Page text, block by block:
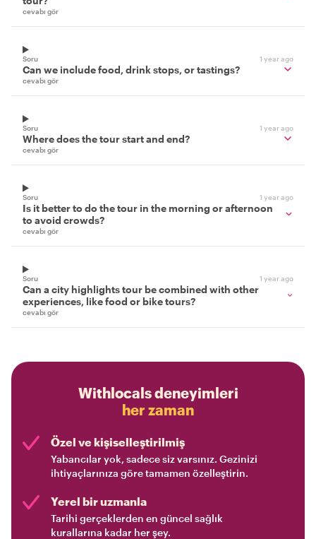
cevabı gör
Soru 1 year ago
Can we include food, drink stops, or tastings?
cevabı gör
Soru 1 year ago
Where does the tour start and end?
cevabı gör
Soru 1 year ago
Is it better to do the tour in the morning or afternoon
to avoid crowds?
cevabı gör
Soru 1 year ago
Can a city highlights tour be combined with other
experiences, like food or bike tours?
cevabı gör
Withlocals deneyimleri
her zaman
Özel ve kişiselleştirilmiş
Yabancılar yok, sadece siz varsınız. Gezinizi
ihtiyaçlarınıza göre tamamen özelleştirin.
Yerel bir uzmanla
Tarihi gerçeklerden en güncel sağlık
kurallarına kadar her şey.